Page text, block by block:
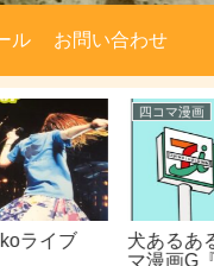
ル お問い合わせ
ライブ
四コマ漫画
犬あるあ
マ漫画G